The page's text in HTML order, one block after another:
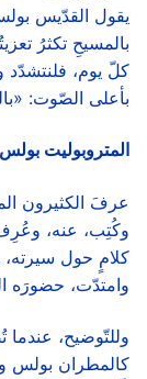
يقول القدّيس
كلّ يوم،
بأعلى الصّوت:
المتروبوليت
عرفَ الكثيرون
وكُتِب، عنه،
كلامٍ حول
وامتدّت، حضورَه
وللتّوضيح،
كالمطران بولس